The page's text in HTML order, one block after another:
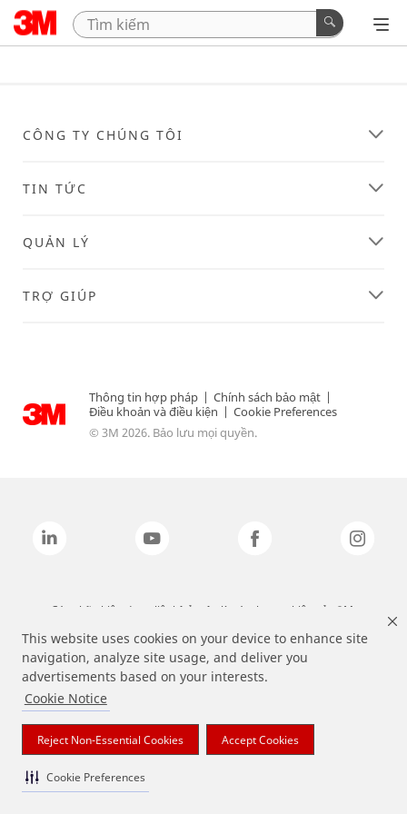
This website uses cookies on your device to enhance site
navigation, analyze site usage, and deliver you
advertisements based on your interests.
Cookie Notice
Reject Non-Essential Cookies Accept Cookies
Cookie Preferences
CÔNG TY CHÚNG TÔI
TIN TỨC
QUẢN LÝ
TRỢ GIÚP
Thông tin hợp pháp | Chính sách bảo mật |
Điều khoản và điều kiện | Cookie Preferences
© 3M 2026. Bảo lưu mọi quyền.
Các nhãn hiệu được liệt kê ở trên là các thương hiệu của 3M.